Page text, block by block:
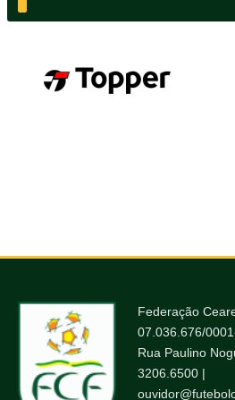
Federação
07.036.676/
Rua Paulino
3206.6500 |